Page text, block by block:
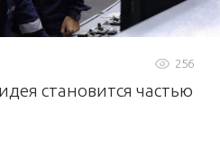
256
становится частью